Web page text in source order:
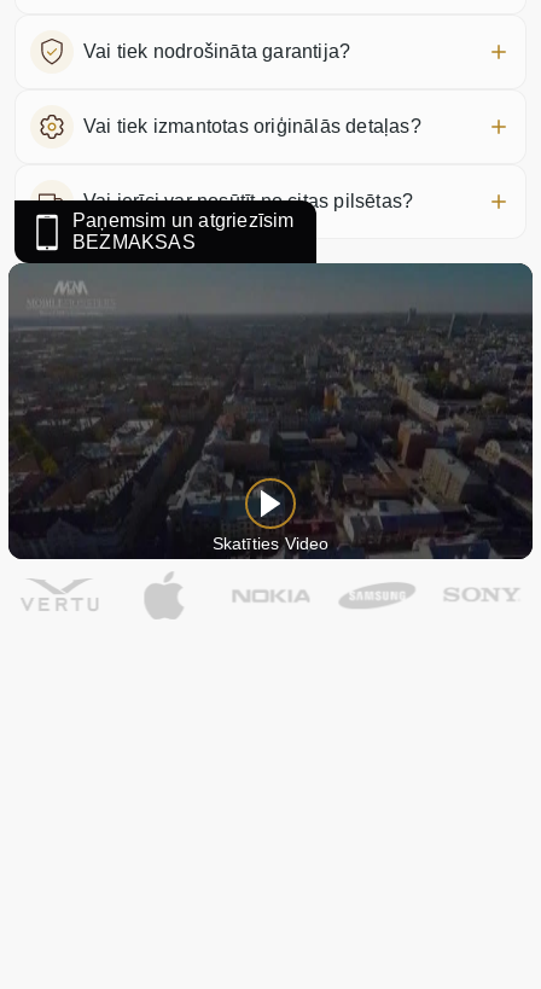
Vai tiek nodrošināta garantija?
Vai tiek izmantotas oriģinālās detaļas?
Vai ierīci var nosūtīt no citas pilsētas?
Paņemsim un atgriezīsim
BEZMAKSAS
Skatīties Video